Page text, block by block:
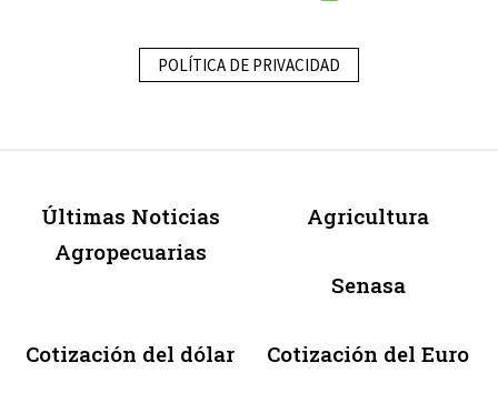
POLÍTICA DE PRIVACIDAD
Últimas Noticias
Agropecuarias
Agricultura
Senasa
Cotización del dólar Cotización del Euro